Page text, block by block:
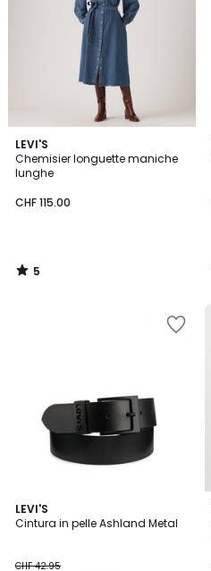
LEVI'S
Chemisier longuette maniche
lunghe
CHF 115.00
5
/
5
5
/
LEVI'S
Cintura in pelle Ashland Metal
CHF 42.95
4.2
/ 5